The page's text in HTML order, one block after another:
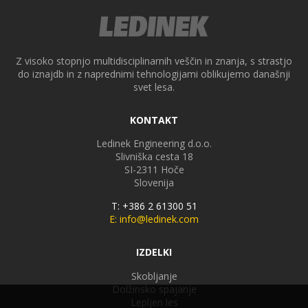
Z visoko stopnjo multidisciplinarnih veščin in znanja, s strastjo
do iznajdb in z naprednimi tehnologijami oblikujemo današnji
svet lesa.
KONTAKT
Ledinek Engineering d.o.o.
Slivniška cesta 18
SI-2311 Hoče
Slovenija
T: +386 2 61300 51
E: info@ledinek.com
IZDELKI
Skobljanje
Dolžinsko spajanje
Lepljen les